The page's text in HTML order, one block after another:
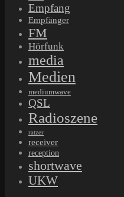
Empfang
Empfänger
FM
Hörfunk
media
Medien
mediumwave
QSL
Radioszene
ratzer
receiver
reception
shortwave
UKW